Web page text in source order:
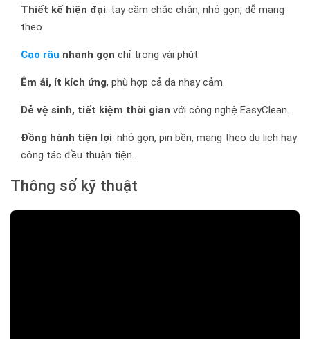
Thiết kế hiện đại: tay cầm chắc chắn, nhỏ gọn, dễ mang
theo.
Cạo râu nhanh gọn chỉ trong vài phút.
Êm ái, ít kích ứng, phù hợp cả da nhạy cảm.
Dễ vệ sinh, tiết kiệm thời gian với công nghệ EasyClean.
Đồng hành tiện lợi: nhỏ gọn, pin bền, mang theo du lịch hay
công tác đều thuận tiện.
Thông số kỹ thuật